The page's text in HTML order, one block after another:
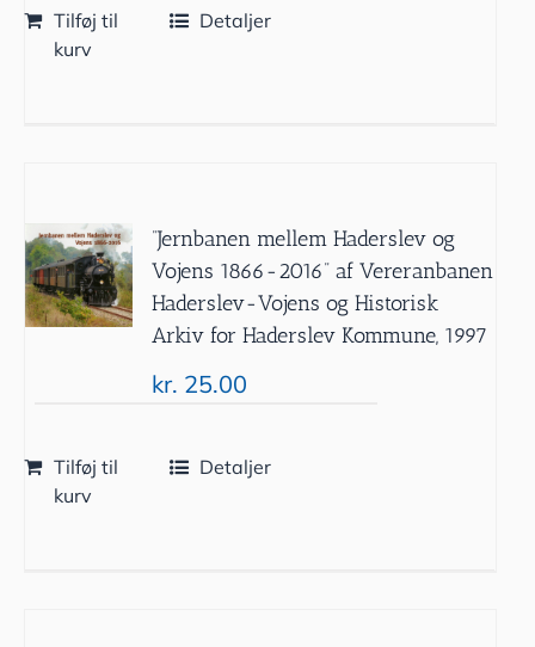
Tilføj til
kurv
Detaljer
”Jernbanen mellem Haderslev og
Vojens 1866-2016” af Vereranbanen
Haderslev-Vojens og Historisk
Arkiv for Haderslev Kommune, 1997
kr. 25.00
Tilføj til
kurv
Detaljer